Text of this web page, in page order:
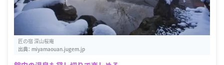
匠の宿 深山桜庵
出典： miyamaouan.jugem.jp